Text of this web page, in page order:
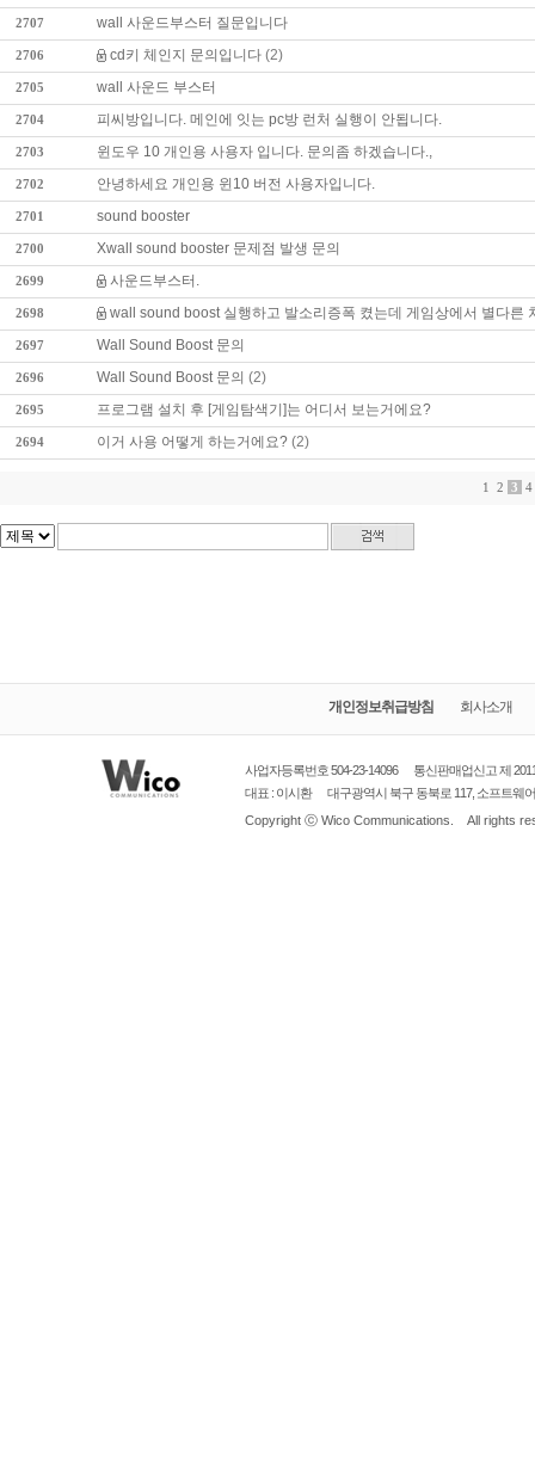
게임순위 커뮤니티 이용안내 제안/제휴 1:1문의
2707 wall 사운드부스터 질문입니다
2706 cd키 체인지 문의입니다 (2)
2705 wall 사운드 부스터
2704 피씨방입니다. 메인에 잇는 pc방 런처 실행이 안됩니다.
2703 윈도우 10 개인용 사용자 입니다. 문의좀 하겠습니다.,
2702 안녕하세요 개인용 윈10 버전 사용자입니다.
2701 sound booster
2700 Xwall sound booster 문제점 발생 문의
2699 사운드부스터.
2698 wall sound boost 실행하고 발소리증폭 켰는데 게임상에서 별다른
2697 Wall Sound Boost 문의
2696 Wall Sound Boost 문의 (2)
2695 프로그램 설치 후 [게임탐색기]는 어디서 보는거에요?
2694 이거 사용 어떻게 하는거에요? (2)
1 2 3 4
개인정보취급방침 회사소개
사업자등록번호 504-23-14096 통신판매업신고제
대표 : 이시환
대구광역시 북구 동북로 117, 소프트웨
Copyright ⓒ Wico Communications. All rights